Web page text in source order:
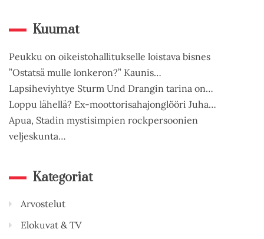
Kuumat
Peukku on oikeistohallitukselle loistava bisnes
”Ostatsä mulle lonkeron?” Kaunis…
Lapsiheviyhtye Sturm Und Drangin tarina on…
Loppu lähellä? Ex-moottorisahajonglööri Juha…
Apua, Stadin mystisimpien rockpersoonien
veljeskunta…
Kategoriat
Arvostelut
Elokuvat & TV